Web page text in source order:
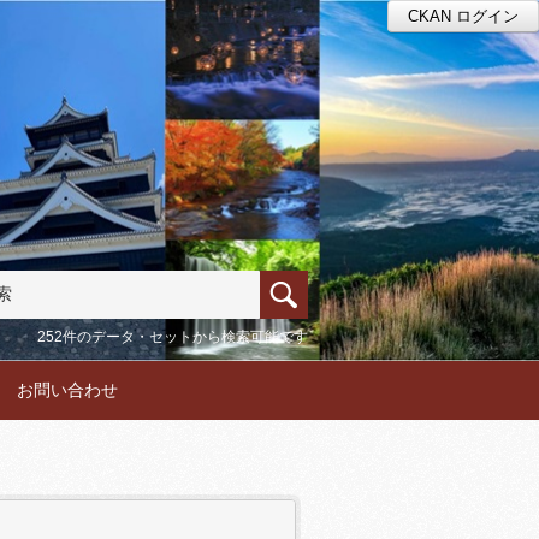
CKAN ログイン
252件のデータ・セットから検索可能です
お問い合わせ